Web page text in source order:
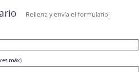
Rellena y envía el formulario!
máx)